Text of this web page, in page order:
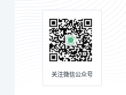
关注微信公众号